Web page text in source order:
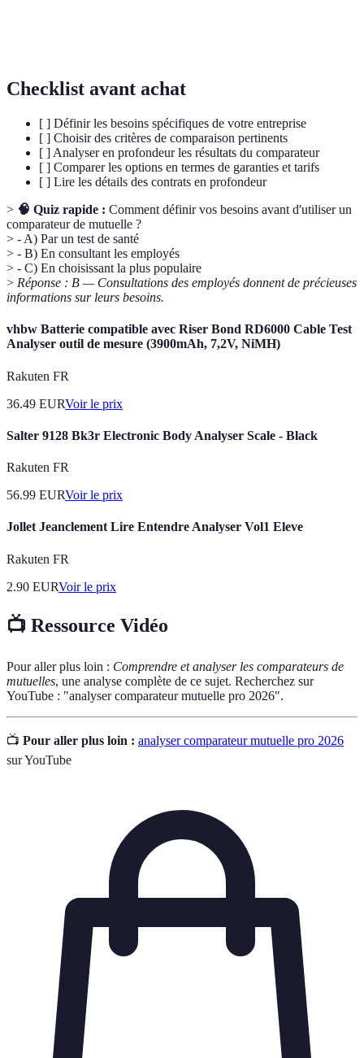
Checklist avant achat
[ ] Définir les besoins spécifiques de votre entreprise
[ ] Choisir des critères de comparaison pertinents
[ ] Analyser en profondeur les résultats du comparateur
[ ] Comparer les options en termes de garanties et tarifs
[ ] Lire les détails des contrats en profondeur
> 🧠 Quiz rapide : Comment définir vos besoins avant d'utiliser un
comparateur de mutuelle ?
> - A) Par un test de santé
> - B) En consultant les employés
> - C) En choisissant la plus populaire
> Réponse : B — Consultations des employés donnent de précieuses
informations sur leurs besoins.
vhbw Batterie compatible avec Riser Bond RD6000 Cable Test
Analyser outil de mesure (3900mAh, 7,2V, NiMH)
Rakuten FR
36.49 EURVoir le prix
Salter 9128 Bk3r Electronic Body Analyser Scale - Black
Rakuten FR
56.99 EURVoir le prix
Jollet Jeanclement Lire Entendre Analyser Vol1 Eleve
Rakuten FR
2.90 EURVoir le prix
📺 Ressource Vidéo
Pour aller plus loin : Comprendre et analyser les comparateurs de
mutuelles, une analyse complète de ce sujet. Recherchez sur
YouTube : "analyser comparateur mutuelle pro 2026".
📺 Pour aller plus loin : analyser comparateur mutuelle pro 2026
sur YouTube